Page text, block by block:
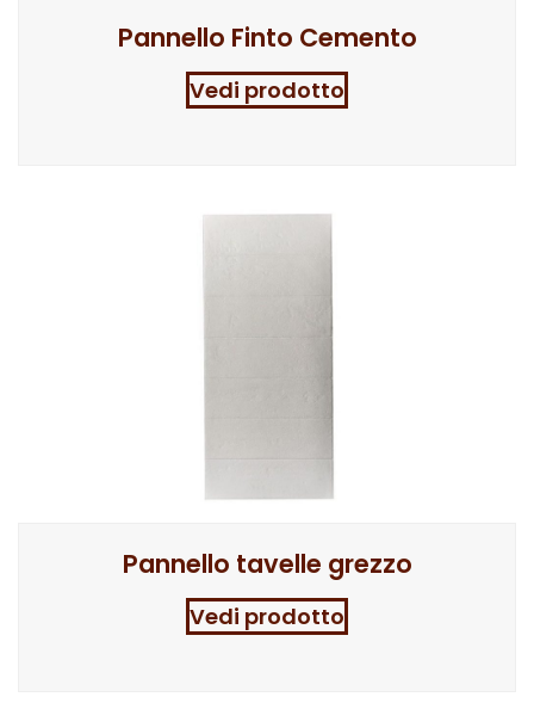
Pannello Finto Cemento
Vedi prodotto
Pannello tavelle grezzo
Vedi prodotto